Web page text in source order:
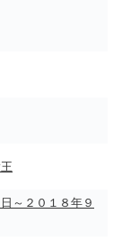
～２０１８年９